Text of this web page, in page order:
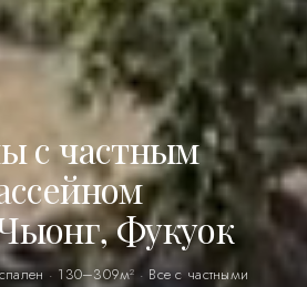
с частным
Фукуок
· 130–309м² · Все с частными